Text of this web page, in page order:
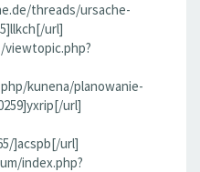
threads/ursache-
url]
kunena/planowanie-
url]
]acspb[/url]
index.php?